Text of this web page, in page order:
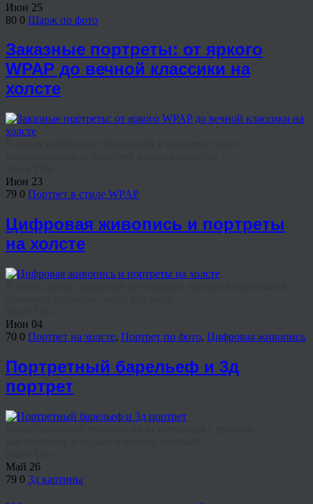
Июн 25
80 0 Шарж по фото
Заказные портреты: от яркого
WPAP до вечной классики на
холсте
Июн 23
79 0 Портрет в стиле WPAP
Цифровая живопись и портреты
на холсте
Июн 04
70 0 Портрет на холсте, Портрет по фото, Цифровая живопись
Портретный барельеф и 3д
портрет
Май 26
79 0 3д картины